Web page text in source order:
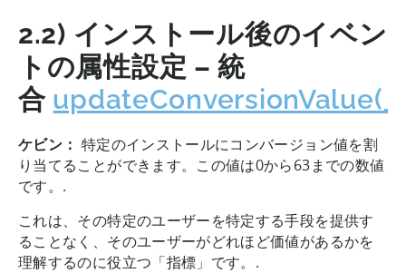
2.2) インストール後のイベン
トの属性設定 – 統
合
ケビン： 特定のインストールにコンバージョン値を割
り当てることができます。この値は0から63までの数値
です。.
これは、その特定のユーザーを特定する手段を提供す
ることなく、そのユーザーがどれほど価値があるかを
理解するのに役立つ「指標」です。.